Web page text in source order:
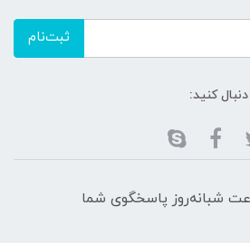
ثبت‌نام
کنید:
هفته ، ۲۴ ساعت شبانه‌روز پاسخگوی شما